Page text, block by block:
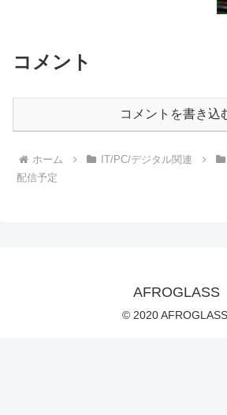
コメント
コメントを書き込
ホーム IT/PC/デジタル関連
配信予定
AFROGLASS
© 2020 AFROGLASS.